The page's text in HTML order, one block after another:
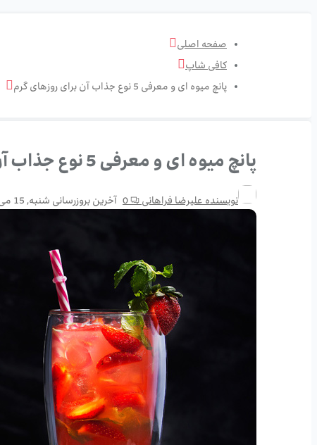
صفحه اصلی
کافی شاپ
پانچ میوه ای و معرفی 5 نوع جذاب آن برای روزهای گرم
پانچ میوه ای و معرفی 5 نوع جذاب آن برای روزهای گرم
نویسندهعلیرضا فراهانی 0 آخرین بروزرسانی شنبه, 15 می 21